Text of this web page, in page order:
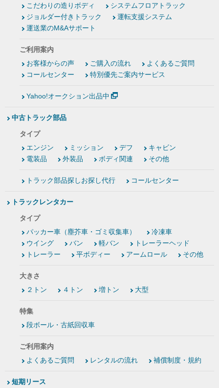
こだわりの造りボディ
システムフロアトラック
ジョルダー付きトラック
運転支援システム
運送業のM&Aサポート
ご利用案内
お客様からの声
ご購入の流れ
よくあるご質問
コールセンター
特別優先ご案内サービス
Yahoo!オークション出品中
中古トラック部品
タイプ
エンジン
ミッション デフ
キャビン
電装品
外装品 ボディ関連 その他
トラック部品探しお探し代行 コールセンター
トラックレンタカー
タイプ
パッカー車（塵芥車・ゴミ収集車）
冷凍車
ウイング
バン 軽バン
トレーラーヘッド
トレーラー
平ボディー アームロール その他
大きさ
２トン
４トン 増トン 大型
特集
段ボール・古紙回収車
ご利用案内
よくあるご質問
レンタルの流れ 補償制度・規約
短期リース